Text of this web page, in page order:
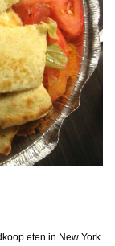
eten in New York.